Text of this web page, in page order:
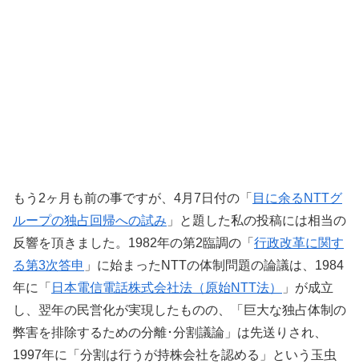
もう2ヶ月も前の事ですが、4月7日付の「 目に余るNTTグ
ループの独占回帰への試み 」と題した私の投稿には相当の
反響を頂きました。1982年の第2臨調の「 行政改革に関す
る第3次答申 」に始まったNTTの体制問題の論議は、1984
年に「 日本電信電話株式会社法（原始NTT法）
」が成立
し、翌年の民営化が実現したものの、「巨大な独占体制の
弊害を排除するための分離･分割議論」は先送りされ、
1997年に「分割は行うが持株会社を認める」という玉虫